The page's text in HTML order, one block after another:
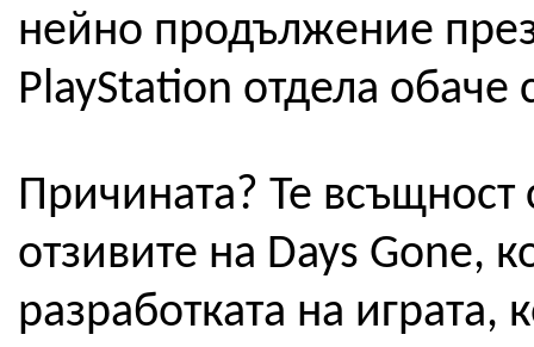
нейно продължение
PlayStation отдела обаче
Причината? Те всъщност
отзивите на Days Gone,
разработката на играта,